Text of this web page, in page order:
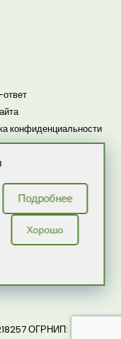
конфиденциальности
на обработку
данных
на получение
ОГРНИП:
Подробнее
Хорошо